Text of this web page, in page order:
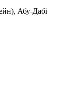
Абу-Дабі